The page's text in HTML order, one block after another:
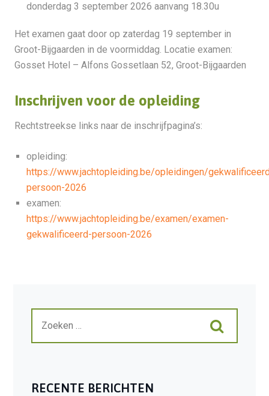
donderdag 3 september 2026 aanvang 18.30u
Het examen gaat door op zaterdag 19 september in
Groot-Bijgaarden in de voormiddag. Locatie examen:
Gosset Hotel – Alfons Gossetlaan 52, Groot-Bijgaarden
Inschrijven voor de opleiding
Rechtstreekse links naar de inschrijfpagina’s:
opleiding:
https://www.jachtopleiding.be/opleidingen/
persoon-2026
examen:
https://www.jachtopleiding.be/examen/examen-
gekwalificeerd-persoon-2026
RECENTE BERICHTEN